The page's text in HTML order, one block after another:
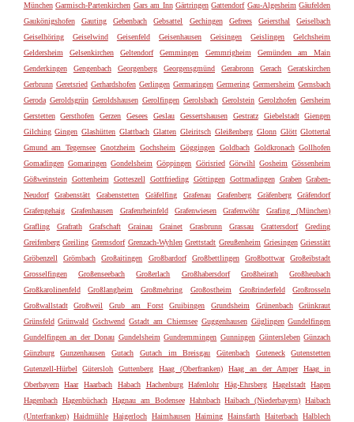
München Garmisch-Partenkirchen Gars am Inn Gärtringen Gattendorf Gau-Algesheim Gäufelden
Gaukönigshofen
Gauting Gebenbach Gebsattel Gechingen Gefrees Geiersthal
Geiselbach
Geiselhöring
Geiselwind Geisenfeld Geisenhausen Geisingen Geislingen
Gelchsheim
Geldersheim
Gelsenkirchen Geltendorf Gemmingen Gemmrigheim
Gemünden am Main
Genderkingen
Gengenbach Georgenberg Georgensgmünd Gerabronn Gerach
Geratskirchen
Gerbrunn Geretsried Gerhardshofen Gerlingen Germaringen Germering Germersheim Gernsbach
Geroda Geroldsgrün Geroldshausen Gerolfingen Gerolsbach Gerolstein Gerolzhofen Gersheim
Gerstetten
Gersthofen Gerzen Gesees Geslau Gessertshausen Gestratz Giebelstadt
Giengen
Gilching Gingen Glashütten Glattbach Glatten Gleiritsch Gleißenberg Glonn Glött Glottertal
Gmund am Tegernsee Gnotzheim Gochsheim Göggingen Goldbach Goldkronach Gollhofen
Gomadingen Gomaringen Gondelsheim Göppingen Görisried Görwihl Gosheim Gössenheim
Gößweinstein Gottenheim Gotteszell Gottfrieding Göttingen Gottmadingen Graben Graben-
Neudorf
Grabenstätt Grabenstetten Gräfelfing Grafenau Grafenberg Gräfenberg
Gräfendorf
Grafengehaig
Grafenhausen Grafenrheinfeld Grafenwiesen Grafenwöhr
Grafing (München)
Grafling
Grafrath Grafschaft Grainau Grainet Grasbrunn Grassau Grattersdorf
Greding
Greifenberg Greiling Gremsdorf Grenzach-Wyhlen Grettstadt Greußenheim Griesingen Griesstätt
Gröbenzell
Grömbach Großaitingen Großbardorf Großbettlingen Großbottwar
Großeibstadt
Grosselfingen
Großenseebach Großerlach Großhabersdorf Großheirath
Großheubach
Großkarolinenfeld
Großlangheim Großmehring Großostheim Großrinderfeld
Großrosseln
Großwallstadt
Großweil Grub am Forst Gruibingen Grundsheim Grünenbach
Grünkraut
Grünsfeld Grünwald Gschwend Gstadt am Chiemsee Guggenhausen Güglingen Gundelfingen
Gundelfingen an der Donau Gundelsheim Gundremmingen Gunningen Güntersleben Günzach
Günzburg
Gunzenhausen Gutach Gutach im Breisgau Gütenbach Guteneck
Gutenstetten
Gutenzell-Hürbel
Gütersloh Guttenberg Haag (Oberfranken) Haag an der Amper
Haag in
Oberbayern
Haar Haarbach Habach Hachenburg Hafenlohr Häg-Ehrsberg Hagelstadt
Hagen
Hagenbach Hagenbüchach Hagnau am Bodensee Hahnbach Haibach (Niederbayern) Haibach
(Unterfranken) Haidmühle Haigerloch Haimhausen Haiming Hainsfarth Haiterbach Halblech